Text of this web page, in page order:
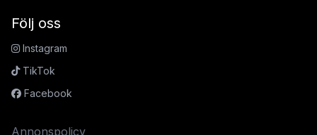
Följ oss
Instagram
TikTok
Facebook
Annonspolicy